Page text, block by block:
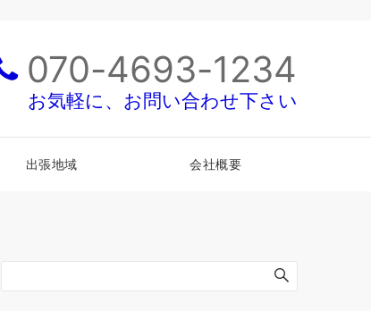
070-4693-1234
お気軽に、お問い合わせ下さい
出張地域 会社概要